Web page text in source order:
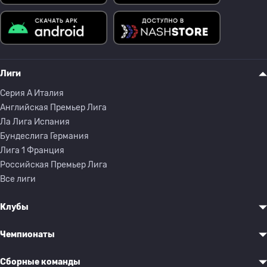
Лиги
Серия A Италия
Английская Премьер Лига
Ла Лига Испания
Бундеслига Германия
Лига 1 Франция
Российская Премьер Лига
Все лиги
Клубы
Чемпионаты
Сборные команды